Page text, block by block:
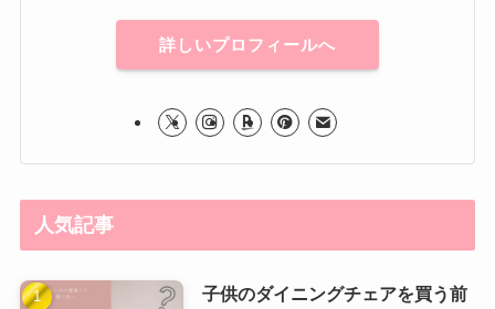
詳しいプロフィールへ
人気記事
子供のダイニングチェアを買う前